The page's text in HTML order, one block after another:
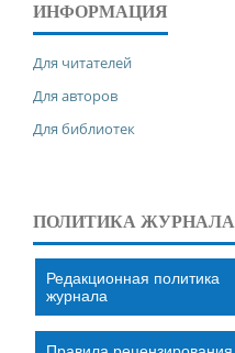
ИНФОРМАЦИЯ
Для читателей
Для авторов
Для библиотек
ПОЛИТИКА ЖУРНАЛА
Редакционная политика
журнала